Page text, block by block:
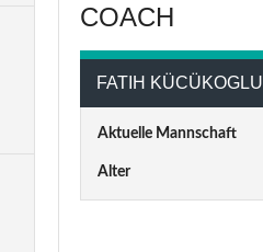
COACH
FATIH KÜCÜKOGLU
Aktuelle Mannschaft
Alter